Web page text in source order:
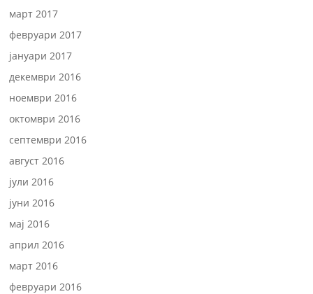
март 2017
февруари 2017
јануари 2017
декември 2016
ноември 2016
октомври 2016
септември 2016
август 2016
јули 2016
јуни 2016
мај 2016
април 2016
март 2016
февруари 2016